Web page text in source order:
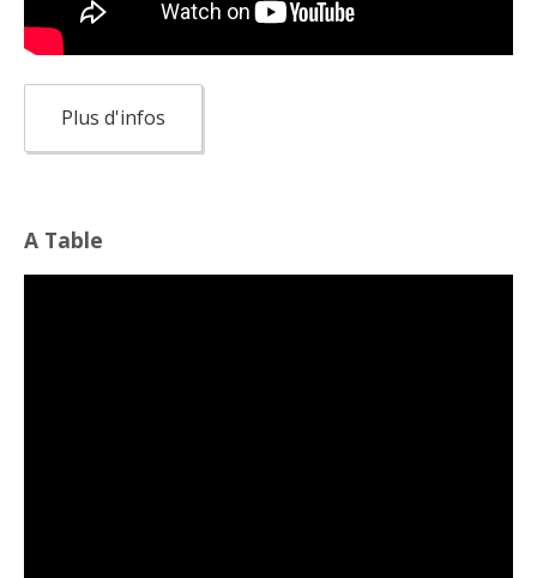
Plus d'infos
A Table